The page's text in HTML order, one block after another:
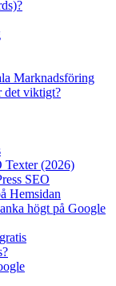
Marknadsföring
det viktigt?
Texter (2026)
SEO
Hemsidan
högt på Google